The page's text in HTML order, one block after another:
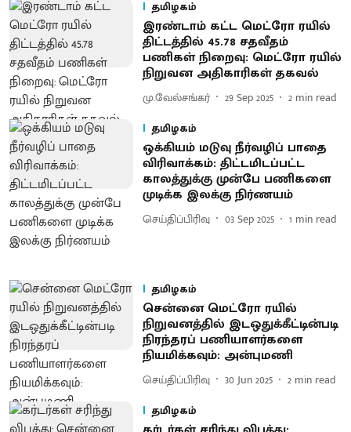
தமிழகம்
இரண்டாம் கட்ட மெட்ரோ ரயில்
திட்டத்தில் 45.78 சதவீதம்
பணிகள் நிறைவு: மெட்ரோ ரயில்
நிறுவன அதிகாரிகள் தகவல்
மு.வேல்சங்கர் 29 Sep 2025 2 min read
தமிழகம்
ஒக்கியம் மடுவு நீர்வழிப் பாதை
விரிவாக்கம்: திட்டமிடப்பட்ட
காலத்துக்கு முன்பே பணிகளை
முடிக்க இலக்கு நிர்ணயம்
செய்திப்பிரிவு 03 Sep 2025 1 min read
தமிழகம்
சென்னை மெட்ரோ ரயில்
நிறுவனத்தில் இடஒதுக்கீட்டின்படி
நிரந்தரப் பணியாளர்களை
நியமிக்கவும்: அன்புமணி
செய்திப்பிரிவு 30 Jun 2025 2 min read
தமிழகம்